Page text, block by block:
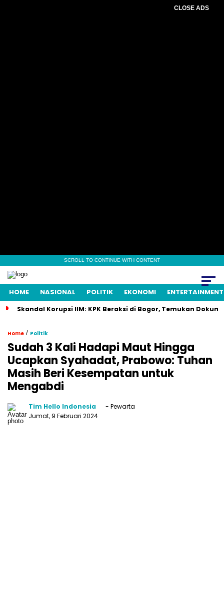
CLOSE ADS
SCROLL TO CONTINUE WITH CONTENT
HOME NASIONAL POLITIK EKONOMI ENTERTAINMENT
Skandal Korupsi IIM: KPK Beraksi di Bogor, Temukan
Home / Politik
Sudah 3 Kali Hadapi Maut Hingga
Ucapkan Syahadat, Prabowo: Tuhan
Masih Beri Kesempatan untuk
Mengabdi
Tim Hello Indonesia
- Pewarta
Jumat, 9 Februari 2024